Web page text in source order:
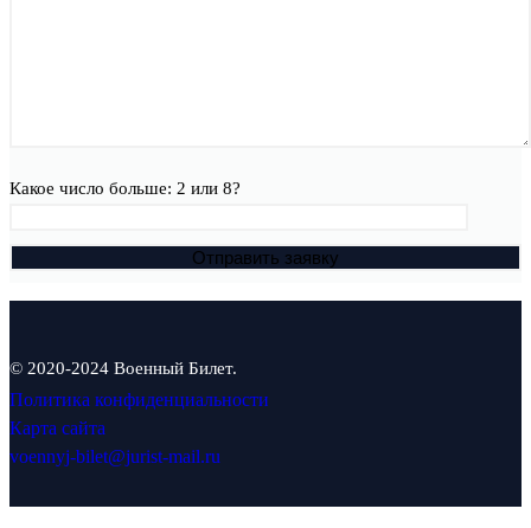
Какое число больше: 2 или 8?
© 2020-2024 Военный Билет.
Политика конфиденциальности
Карта сайта
voennyj-bilet@jurist-mail.ru